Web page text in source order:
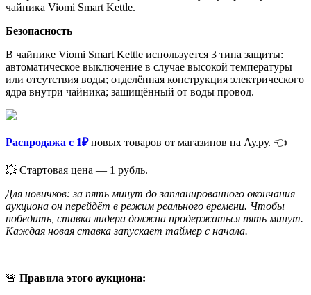
чайника Viomi Smart Kettle.
Безопасность
В чайнике Viomi Smart Kettle используется 3 типа защиты:
автоматическое выключение в случае высокой температуры
или отсутствия воды; отделённая конструкция электрического
ядра внутри чайника; защищённый от воды провод.
Распродажа с 1₽новых товаров от магазинов на Ау.ру. 👈
💥 Стартовая цена — 1 рубль.
Для новичков: за пять минут до запланированного окончания
аукциона он перейдёт в режим реального времени. Чтобы
победить, ставка лидера должна продержаться пять минут.
Каждая новая ставка запускает таймер с начала.
🚨 Правила этого аукциона: